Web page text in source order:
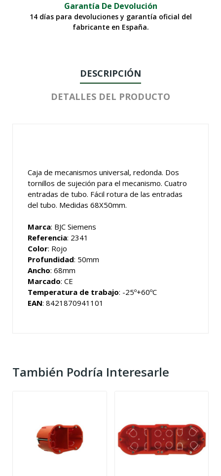
Garantía De Devolución
14 días para devoluciones y garantía oficial del
fabricante en España.
DESCRIPCIÓN
DETALLES DEL PRODUCTO
Caja de mecanismos universal, redonda. Dos
tornillos de sujeción para el mecanismo. Cuatro
entradas de tubo. Fácil rotura de las entradas
del tubo. Medidas 68X50mm.
Marca: BJC Siemens
Referencia: 2341
Color: Rojo
Profundidad: 50mm
Ancho: 68mm
Marcado: CE
Temperatura de trabajo: -25º+60ºC
EAN: 8421870941101
También Podría Interesarle